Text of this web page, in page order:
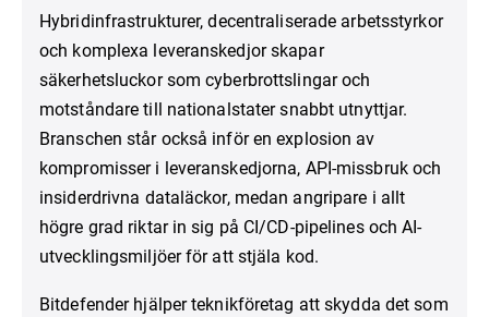
Hybridinfrastrukturer, decentraliserade arbetsstyrkor
och komplexa leveranskedjor skapar
säkerhetsluckor som cyberbrottslingar och
motståndare till nationalstater snabbt utnyttjar.
Branschen står också inför en explosion av
kompromisser i leveranskedjorna, API-missbruk och
insiderdrivna dataläckor, medan angripare i allt
högre grad riktar in sig på CI/CD-pipelines och AI-
utvecklingsmiljöer för att stjäla kod.
Bitdefender hjälper teknikföretag att skydda det som